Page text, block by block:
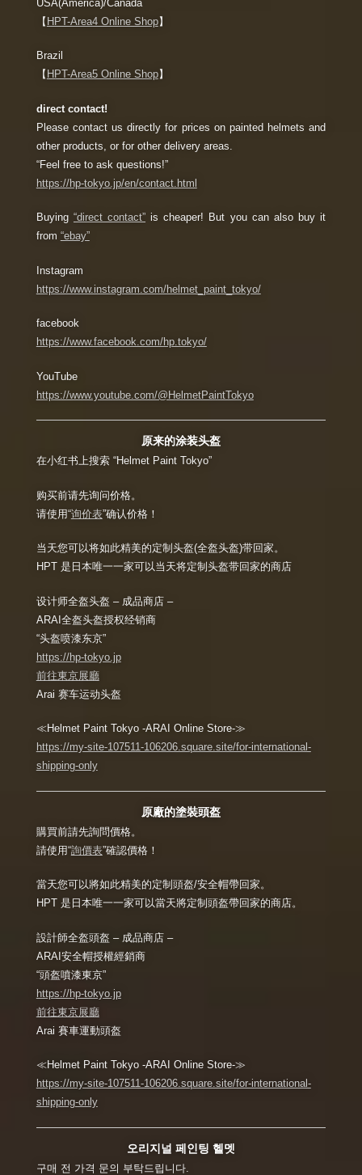
USA(America)/Canada
【 HPT-Area4 Online Shop】
Brazil
【 HPT-Area5 Online Shop】
direct contact!
Please contact us directly for prices on painted helmets and
other products, or for other delivery areas.
“Feel free to ask questions!”
https://hp-tokyo.jp/en/contact.html
Buying “direct contact” is cheaper! But you can also buy it
from “ebay”
Instagram
https://www.instagram.com/helmet_paint_tokyo/
facebook
https://www.facebook.com/hp.tokyo/
YouTube
https://www.youtube.com/@HelmetPaintTokyo
原来的涂装头盔
在小红书上搜索 “Helmet Paint Tokyo”
购买前请先询问价格。
请使用“询价表”确认价格！
当天您可以将如此精美的定制头盔(全盔头盔)带回家。
HPT 是日本唯一一家可以当天将定制头盔带回家的商店
设计师全盔头盔 – 成品商店 –
ARAI全盔头盔授权经销商
“头盔喷漆东京”
https://hp-tokyo.jp
前往東京展廳
Arai 赛车运动头盔
≪Helmet Paint Tokyo -ARAI Online Store-≫
https://my-site-107511-106206.square.site/for-international-
shipping-only
原廠的塗裝頭盔
購買前請先詢問價格。
請使用“詢價表”確認價格！
當天您可以將如此精美的定制頭盔/安全帽帶回家。
HPT 是日本唯一一家可以當天將定制頭盔帶回家的商店。
設計師全盔頭盔 – 成品商店 –
ARAI安全帽授權經銷商
“頭盔噴漆東京”
https://hp-tokyo.jp
前往東京展廳
Arai 賽車運動頭盔
≪Helmet Paint Tokyo -ARAI Online Store-≫
https://my-site-107511-106206.square.site/for-international-
shipping-only
오리지널 페인팅 헬멧
구매 전 가격 문의 부탁드립니다.